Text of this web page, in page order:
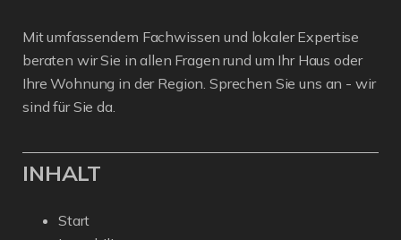
Mit umfassendem Fachwissen und lokaler Expertise
beraten wir Sie in allen Fragen rund um Ihr Haus oder
Ihre Wohnung in der Region. Sprechen Sie uns an - wir
sind für Sie da.
INHALT
Start